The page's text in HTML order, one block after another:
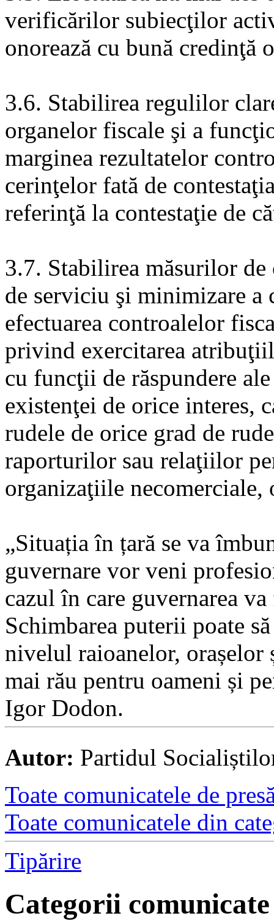
verificărilor subiecţilor
onorează cu bună credinţă
3.6. Stabilirea regulilor
organelor fiscale şi a
marginea rezultatelor
cerinţelor fată de
referinţă la contestaţie de
3.7. Stabilirea măsurilor de
de serviciu şi minimizare a
efectuarea controalelor
privind exercitarea
cu funcţii de răspundere
existenţei de orice interes,
rudele de orice grad de
raporturilor sau relaţiilor
organizaţiile
„Situația în țară se va
guvernare vor veni
cazul în care guvernarea
Schimbarea puterii poate
nivelul raioanelor, orașelor
mai rău pentru oameni și
Igor Dodon.
Autor: Partidul
Toate comunicatele de
Toate comunicatele din
Tipărire
Categorii comunicate